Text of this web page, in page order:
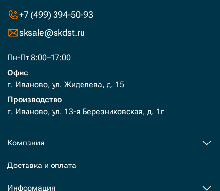
+7 (499) 394-50-93
sksale@skdst.ru
Пн-Пт 8:00–17:00
Офис
г. Иваново, ул. Жиделева, д. 15
Производство
г. Иваново, ул. 13-я Березниковская, д. 1г
Компания
Доставка и оплата
Информация